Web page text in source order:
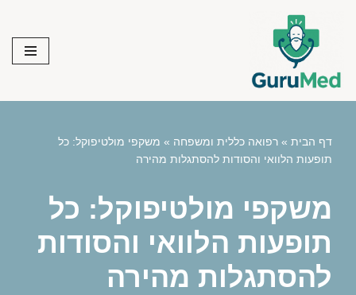
content
דף הבית » רפואה כללית ומשפחה » משקפי מולטיפוקל: כל
תופעות הלוואי והסודות להסתגלות מהירה
משקפי מולטיפוקל: כל
תופעות הלוואי והסודות
להסתגלות מהירה